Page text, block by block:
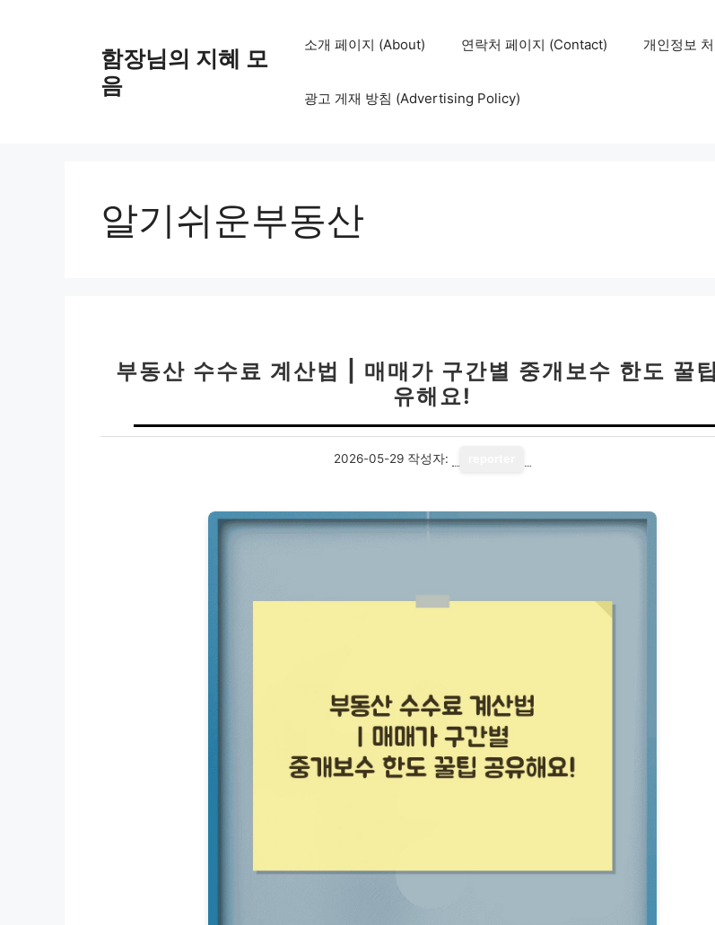
함장님의 지혜 모
음
소개 페이지 (About) 연락처 페이지 (Contact) 개인정보
광고 게재 방침 (Advertising Policy)
알기쉬운부동산
부동산 수수료 계산법 | 매매가 구간별 중개보수 한도 꿀
유해요!
2026-05-29 작성자: